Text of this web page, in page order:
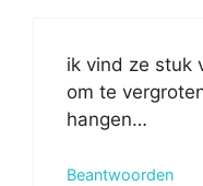
ik vind ze stuk
om te
hangen…
Beantwoorden